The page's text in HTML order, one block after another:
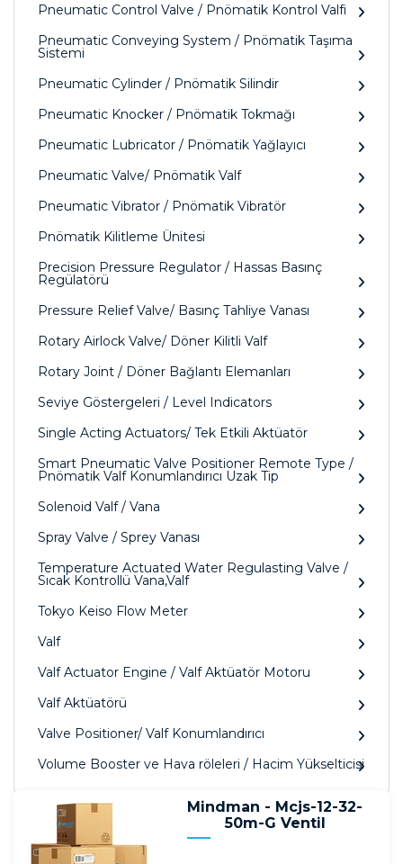
Pneumatic Control Valve / Pnömatik Kontrol Valfi
Pneumatic Conveying System / Pnömatik Taşıma
Sistemi
Pneumatic Cylinder / Pnömatik Silindir
Pneumatic Knocker / Pnömatik Tokmağı
Pneumatic Lubricator / Pnömatik Yağlayıcı
Pneumatic Valve/ Pnömatik Valf
Pneumatic Vibrator / Pnömatik Vibratör
Pnömatik Kilitleme Ünitesi
Precision Pressure Regulator / Hassas Basınç
Regülatörü
Pressure Relief Valve/ Basınç Tahliye Vanası
Rotary Airlock Valve/ Döner Kilitli Valf
Rotary Joint / Döner Bağlantı Elemanları
Seviye Göstergeleri / Level Indicators
Single Acting Actuators/ Tek Etkili Aktüatör
Smart Pneumatic Valve Positioner Remote Type /
Pnömatik Valf Konumlandırıcı Uzak Tip
Solenoid Valf / Vana
Spray Valve / Sprey Vanası
Temperature Actuated Water Regulasting Valve /
Sıcak Kontrollü Vana,Valf
Tokyo Keiso Flow Meter
Valf
Valf Actuator Engine / Valf Aktüatör Motoru
Valf Aktüatörü
Valve Positioner/ Valf Konumlandırıcı
Volume Booster ve Hava röleleri / Hacim Yükselticisi
Mindman - Mcjs-12-32-
50m-G Ventil